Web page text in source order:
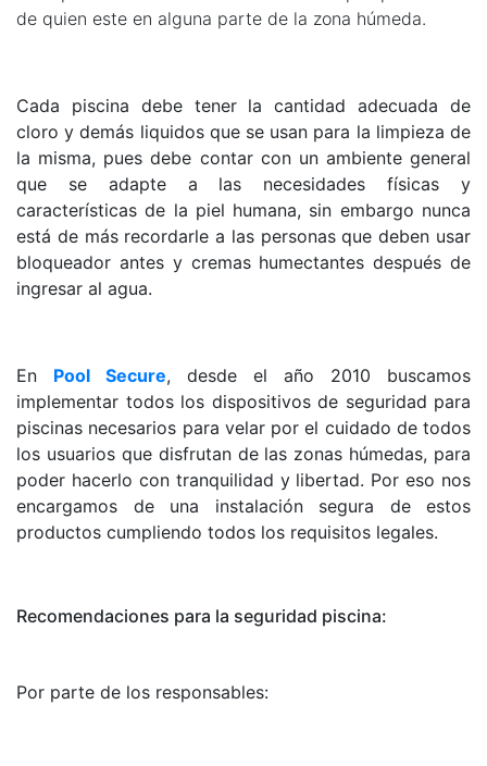
de quien este en alguna parte de la zona húmeda.
Cada piscina debe tener la cantidad adecuada de
cloro y demás liquidos que se usan para la limpieza de
la misma, pues debe contar con un ambiente general
que se adapte a las necesidades físicas y
características de la piel humana, sin embargo nunca
está de más recordarle a las personas que deben usar
bloqueador antes y cremas humectantes después de
ingresar al agua.
En Pool Secure, desde el año 2010 buscamos
implementar todos los dispositivos de seguridad para
piscinas necesarios para velar por el cuidado de todos
los usuarios que disfrutan de las zonas húmedas, para
poder hacerlo con tranquilidad y libertad. Por eso nos
encargamos de una instalación segura de estos
productos cumpliendo todos los requisitos legales.
Recomendaciones para la seguridad piscina:
Por parte de los responsables: